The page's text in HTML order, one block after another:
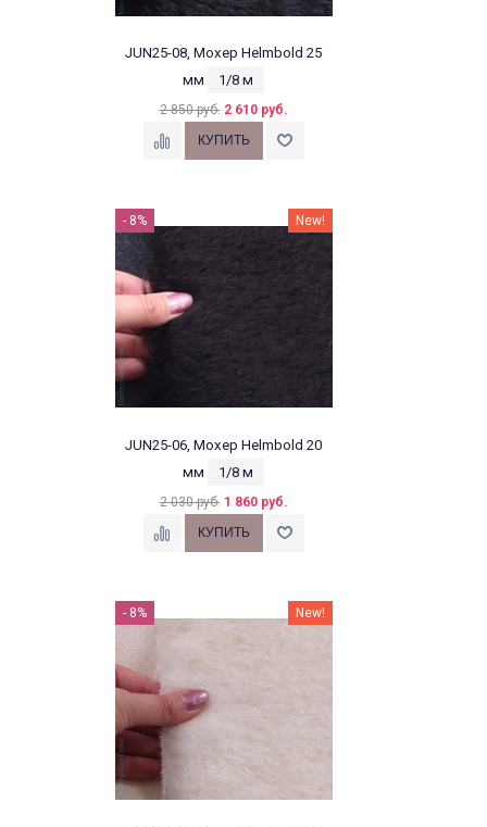
JUN25-08, Мохер Helmbold 25
мм
1/8 м
2 850 руб. 2 610 руб.
- 8% New!
JUN25-06, Мохер Helmbold 20
мм
1/8 м
2 030 руб. 1 860 руб.
- 8% New!